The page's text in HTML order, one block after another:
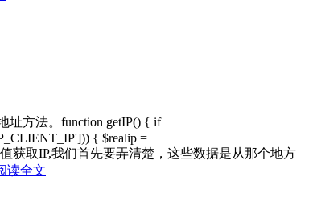
方法。function getIP() { if
{ $realip =
获取IP,我们首先要弄清楚，这些数据是从那个地方
读全文